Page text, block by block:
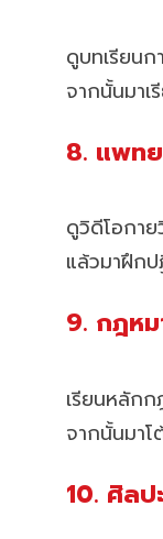
ดูบทเรียน
จากนั้นมาเ
8. แพท
ดูวิดีโอกา
แล้วมาฝึก
9. กฎห
เรียนหลัก
จากนั้นมาโ
10. ศิล